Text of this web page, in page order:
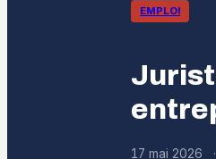
EMPLOI
17 mai 2026 ·